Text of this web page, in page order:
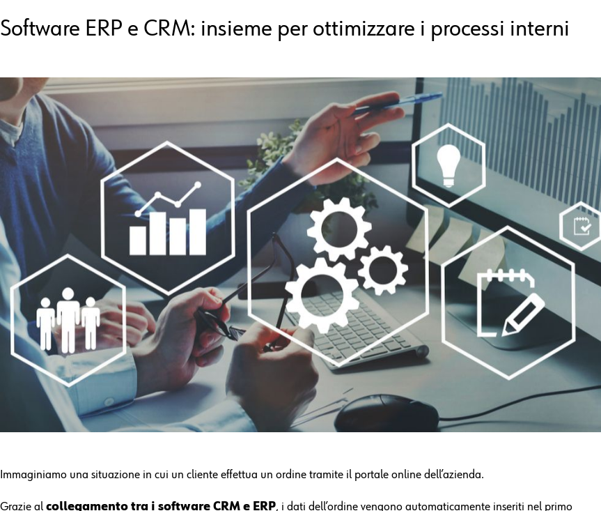
Software ERP e CRM: insieme per ottimizzare i processi interni
Immaginiamo una situazione in cui un cliente effettua un ordine tramite il portale online dell’azienda.
Grazie al collegamento tra i software CRM e ERP, i dati dell’ordine vengono automaticamente inseriti nel primo